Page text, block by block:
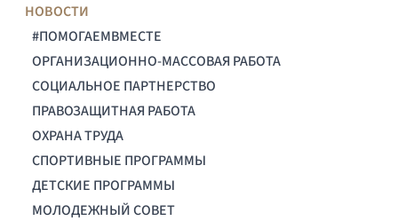
НОВОСТИ
#ПОМОГАЕМВМЕСТЕ
ОРГАНИЗАЦИОННО-МАССОВАЯ РАБОТА
СОЦИАЛЬНОЕ ПАРТНЕРСТВО
ПРАВОЗАЩИТНАЯ РАБОТА
ОХРАНА ТРУДА
СПОРТИВНЫЕ ПРОГРАММЫ
ДЕТСКИЕ ПРОГРАММЫ
МОЛОДЕЖНЫЙ СОВЕТ